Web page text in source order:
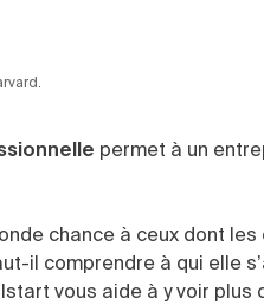
permet à un
chance à ceux dont les
il comprendre à qui elle
vous aide à y voir plus